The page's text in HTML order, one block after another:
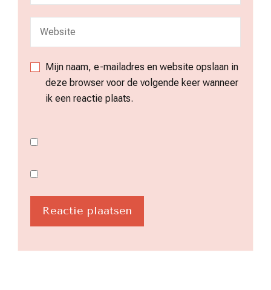
Mijn naam, e-mailadres en website opslaan in
deze browser voor de volgende keer wanneer
ik een reactie plaats.